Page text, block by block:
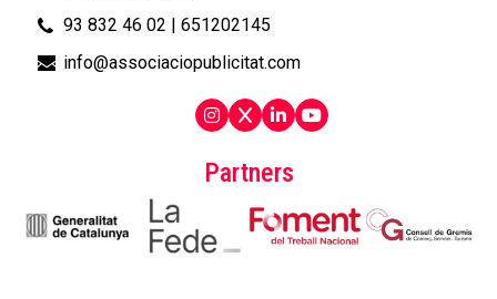
Partners
93 832 46 02
651202145
info@associaciopublicitat.com